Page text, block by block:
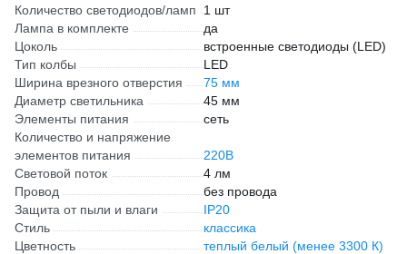
Количество светодиодов/ламп
1 шт
Лампа в комплекте
да
Цоколь
встроенные светодиоды (LED)
Тип колбы
LED
Ширина врезного отверстия
75 мм
Диаметр светильника
45 мм
Элементы питания
сеть
Количество и напряжение
элементов питания
220В
Световой поток
4 лм
Провод
без провода
Защита от пыли и влаги
IP20
Стиль
классика
Цветность
теплый белый (менее 3300 К)